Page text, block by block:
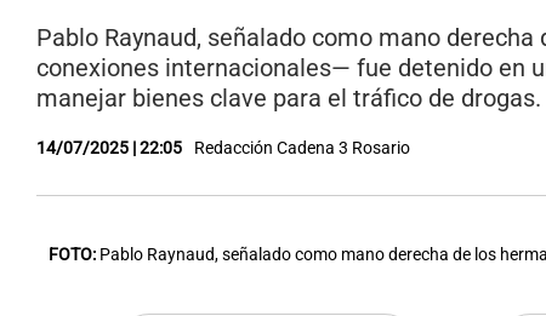
Pablo Raynaud, señalado como mano
conexiones internacionales— fue detenido en
manejar bienes clave para el tráfico de drogas.
14/07/2025 | 22:05 Redacción Cadena 3 Rosario
FOTO: Pablo Raynaud, señalado como mano derecha de los